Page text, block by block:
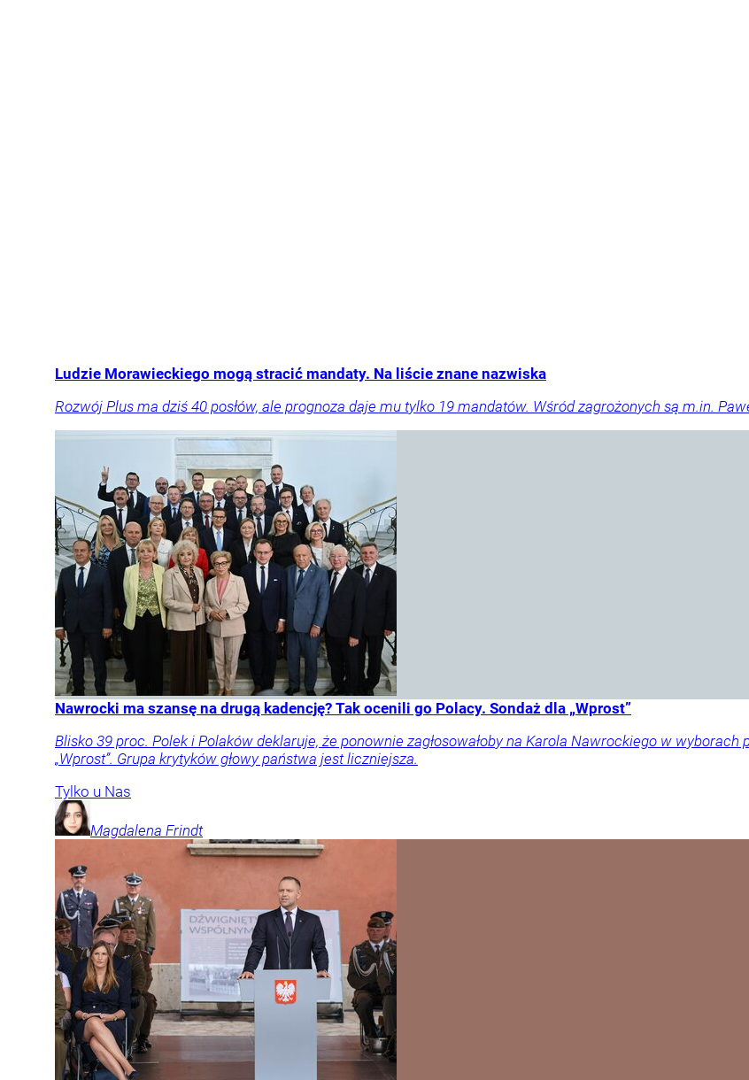
Ludzie Morawieckiego mogą stracić mandaty. Na liście znane nazwiska
Rozwój Plus ma dziś 40 posłów, ale prognoza daje mu tylko 19 mandatów. Wśród zagrożonych są m.in.
Nawrocki ma szansę na drugą kadencję? Tak ocenili go Polacy. Sondaż dla „Wprost”
Blisko 39 proc. Polek i Polaków deklaruje, że ponownie zagłosowałoby na Karola Nawrockiego w
„Wprost”. Grupa krytyków głowy państwa jest liczniejsza.
Tylko u Nas
Magdalena Frindt